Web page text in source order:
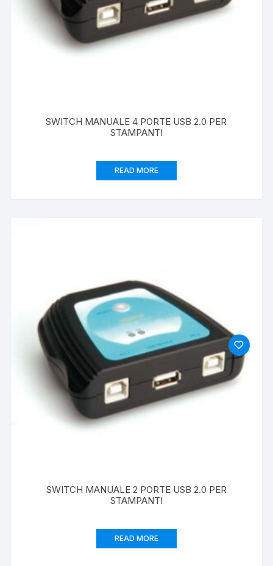
SWITCH MANUALE 4 PORTE USB 2.0 PER
STAMPANTI
READ MORE
SWITCH MANUALE 2 PORTE USB 2.0 PER
STAMPANTI
READ MORE